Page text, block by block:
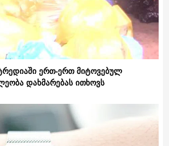
ერთ-ერთ მიტოვებულ
დახმარებას ითხოვს